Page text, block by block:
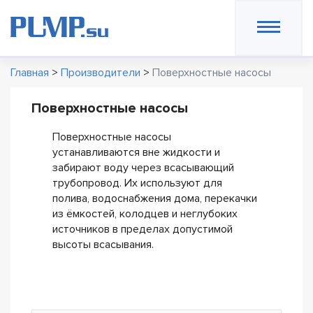
Главная > Производители > Поверхностные насосы
Поверхностные насосы
Поверхностные насосы
устанавливаются вне жидкости и
забирают воду через всасывающий
трубопровод. Их используют для
полива, водоснабжения дома, перекачки
из ёмкостей, колодцев и неглубоких
источников в пределах допустимой
высоты всасывания.